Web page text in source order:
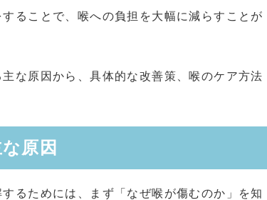
ることで、喉への負担を大幅に減らすことが
な原因から、具体的な改善策、喉のケア方法
原因
るためには、まず「なぜ喉が傷むのか」を知